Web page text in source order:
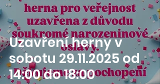
Uzavření herny v
sobotu 29.11.2025 od
14:00 do 18:00